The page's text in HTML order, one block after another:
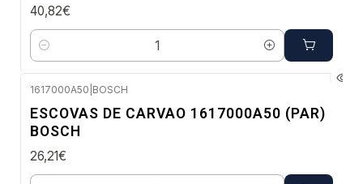
40,82€
Quantidade
1617000A50 BOSCH
ESCOVAS DE CARVAO 1617000A50 (PAR)
BOSCH
26,21€